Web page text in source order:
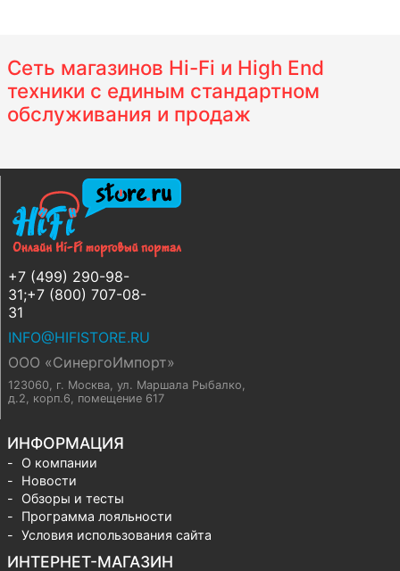
Сеть магазинов Hi-Fi и High End
техники с единым стандартном
обслуживания и продаж
+7 (499) 290-98-
31;+7 (800) 707-08-
31
INFO@HIFISTORE.RU
ООО «СинергоИмпорт»
123060, г. Москва ул. Маршала Рыбалко,
д.2, корп.6, помещение 617
ИНФОРМАЦИЯ
О компании
Новости
Обзоры и тесты
Программа лояльности
Условия использования сайта
ИНТЕРНЕТ-МАГАЗИН